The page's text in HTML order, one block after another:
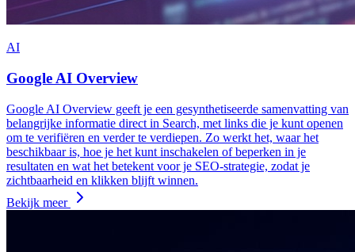
AI
Google AI Overview
Google AI Overview geeft je een gesynthetiseerde samenvatting van
belangrijke informatie direct in Search, met links die je kunt openen
om te verifiëren en verder te verdiepen. Zo werkt het, waar het
beschikbaar is, hoe je het kunt inschakelen of beperken in je
resultaten en wat het betekent voor je SEO-strategie, zodat je
zichtbaarheid en klikken blijft winnen.
Bekijk meer